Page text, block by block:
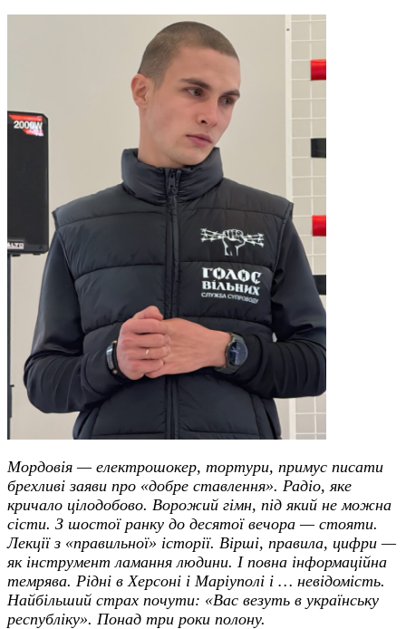
Мордовія — електрошокер, тортури, примус писати
брехливі заяви про «добре ставлення». Радіо, яке
кричало цілодобово. Ворожий гімн, під який не можна
сісти. З шостої ранку до десятої вечора — стояти.
Лекції з «правильної» історії. Вірші, правила, цифри —
як інструмент ламання людини. І повна інформаційна
темрява. Рідні в Херсоні і Маріуполі і … невідомість.
Найбільший страх почути: «Вас везуть в українську
республіку». Понад три роки полону.